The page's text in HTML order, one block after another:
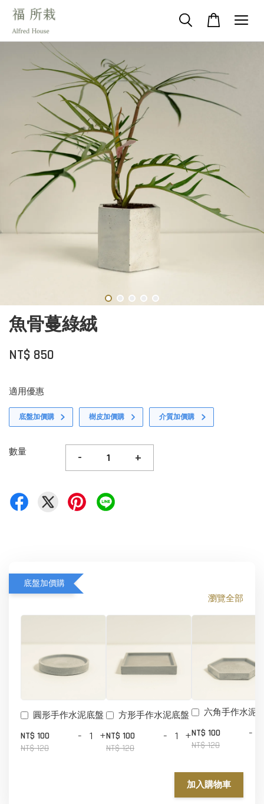
魚骨蔓綠絨
NT$ 850
適用優惠
底盤加價購 樹皮加價購 介質加價購
數量 - +
底盤加價購
瀏覽全部
圓形手作水泥底盤
NT$ 100
NT$ 120
- +
方形手作水泥底盤
NT$ 100
NT$ 120
- +
六角手作水泥
NT$ 100
NT$ 120
-
加入購物車